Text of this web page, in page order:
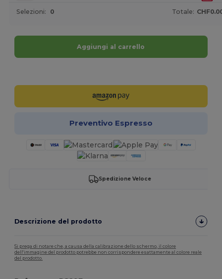
Selezioni: 0 Totale:
Aggiungi al carrello
Preventivo Espresso
Spedizione Veloce
Descrizione del prodotto
Si prega di notare che, a causa della calibrazione dello schermo, il colore
dell'immagine del prodotto potrebbe non corrispondere esattamente al colore reale
del prodotto.